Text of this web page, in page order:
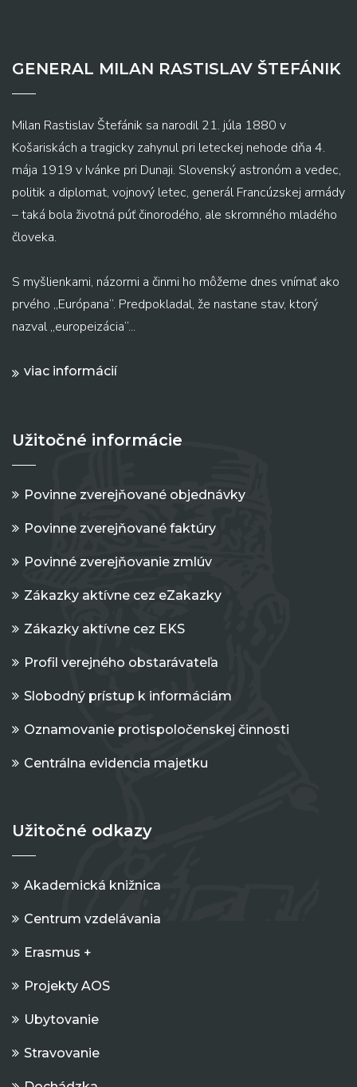
GENERAL MILAN RASTISLAV ŠTEFÁNIK
Milan Rastislav Štefánik sa narodil 21. júla 1880 v
Košariskách a tragicky zahynul pri leteckej nehode dňa 4.
mája 1919 v Ivánke pri Dunaji. Slovenský astronóm a vedec,
politik a diplomat, vojnový letec, generál Francúzskej armády
– taká bola životná púť činorodého, ale skromného mladého
človeka.
S myšlienkami, názormi a činmi ho môžeme dnes vnímať ako
prvého „Európana“. Predpokladal, že nastane stav, ktorý
nazval „europeizácia“...
viac informácií
Užitočné informácie
Povinne zverejňované objednávky
Povinne zverejňované faktúry
Povinné zverejňovanie zmlúv
Zákazky aktívne cez eZakazky
Zákazky aktívne cez EKS
Profil verejného obstarávateľa
Slobodný prístup k informáciám
Oznamovanie protispoločenskej činnosti
Centrálna evidencia majetku
Užitočné odkazy
Akademická knižnica
Centrum vzdelávania
Erasmus +
Projekty AOS
Ubytovanie
Stravovanie